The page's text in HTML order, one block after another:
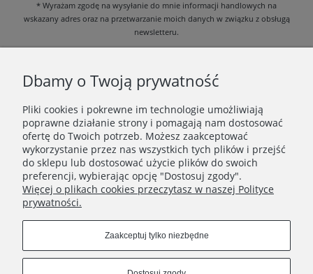
* Wyrażam zgodę na wysyłanie do mnie informacji handlowych na
wskazany adres oraz na przetwarzanie moich danych w związku z obsługą
newsletteru.
DANE FIRMOWE
INFORMACJE
KATEGORIE
Dbamy o Twoją prywatność
Pliki cookies i pokrewne im technologie umożliwiają
poprawne działanie strony i pomagają nam dostosować
ofertę do Twoich potrzeb. Możesz zaakceptować
wykorzystanie przez nas wszystkich tych plików i przejść
do sklepu lub dostosować użycie plików do swoich
preferencji, wybierając opcję "Dostosuj zgody".
Więcej o plikach cookies przeczytasz w naszej Polityce
prywatności.
Zaakceptuj tylko niezbędne